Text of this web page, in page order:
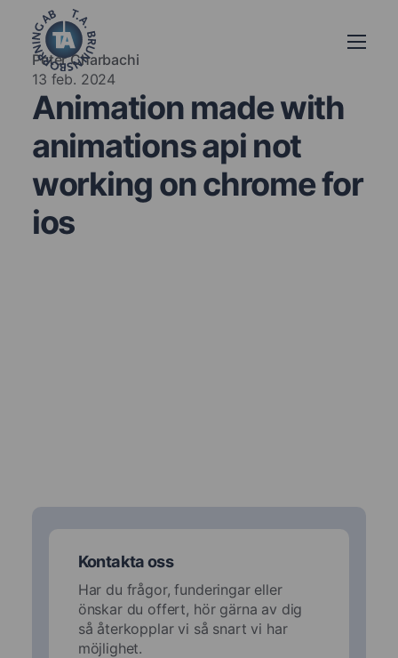
Peter Charbachi
13 feb. 2024
Animation made with
animations api not
working on chrome for
ios
Kontakta oss
Har du frågor, funderingar eller
önskar du offert, hör gärna av dig
så återkopplar vi så snart vi har
möjlighet.